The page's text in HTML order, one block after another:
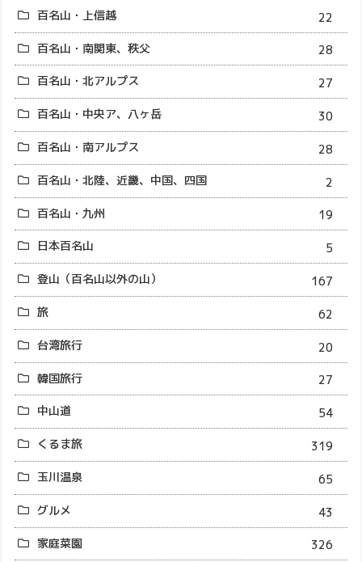
百名山・上信越
22
百名山・南関東、秩父
28
百名山・北アルプス
27
百名山・中央ア、八ヶ岳
30
百名山・南アルプス
28
百名山・北陸、近畿、中国、四国
2
百名山・九州
19
日本百名山
5
登山（百名山以外の山）
167
旅
62
台湾旅行
20
韓国旅行
27
中山道
54
くるま旅
319
玉川温泉
65
グルメ
43
家庭菜園
326